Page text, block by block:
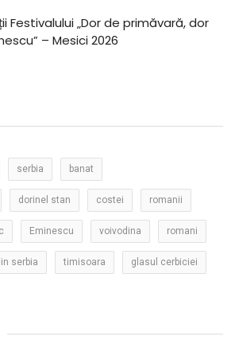
Festivalului „Dor de primăvară, dor
– Mesici 2026
serbia banat
dorinel stan costei romanii
Eminescu voivodina romani
serbia timisoara glasul cerbiciei